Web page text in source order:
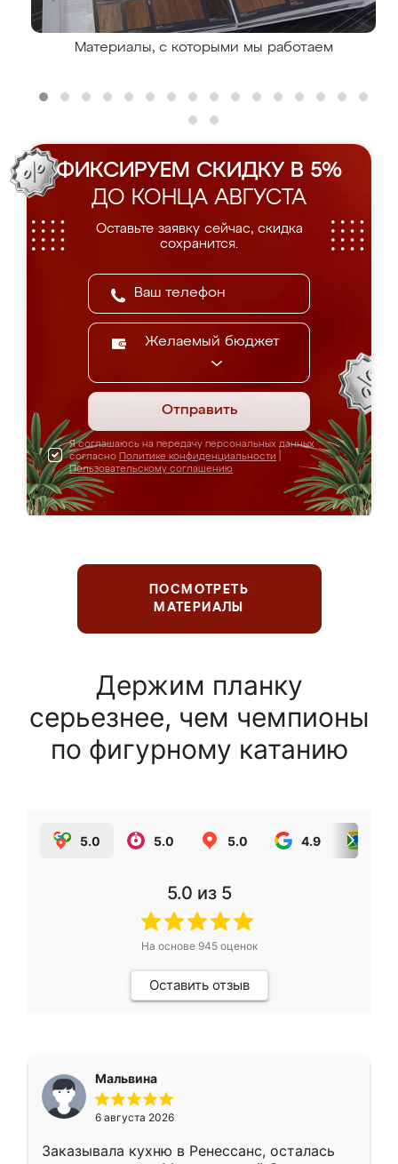
Материалы, с которыми мы работаем
ФИКСИРУЕМ СКИДКУ В 5%
ДО КОНЦА АВГУСТА
Оставьте заявку сейчас, скидка
сохранится.
Желаемый бюджет
Отправить
Я соглашаюсь на передачу персональных данных
согласно Политике конфиденциальности
Пользовательскому соглашению
ПОСМОТРЕТЬ
МАТЕРИАЛЫ
Держим планку
серьезнее, чем чемпионы
по фигурному катанию
5.0 5.0 5.0 4.9
5.0 из 5
На основе 945оценок
Оставить отзыв
Мальвина
6 августа 2026
Заказывала кухню в Ренессанс, осталась